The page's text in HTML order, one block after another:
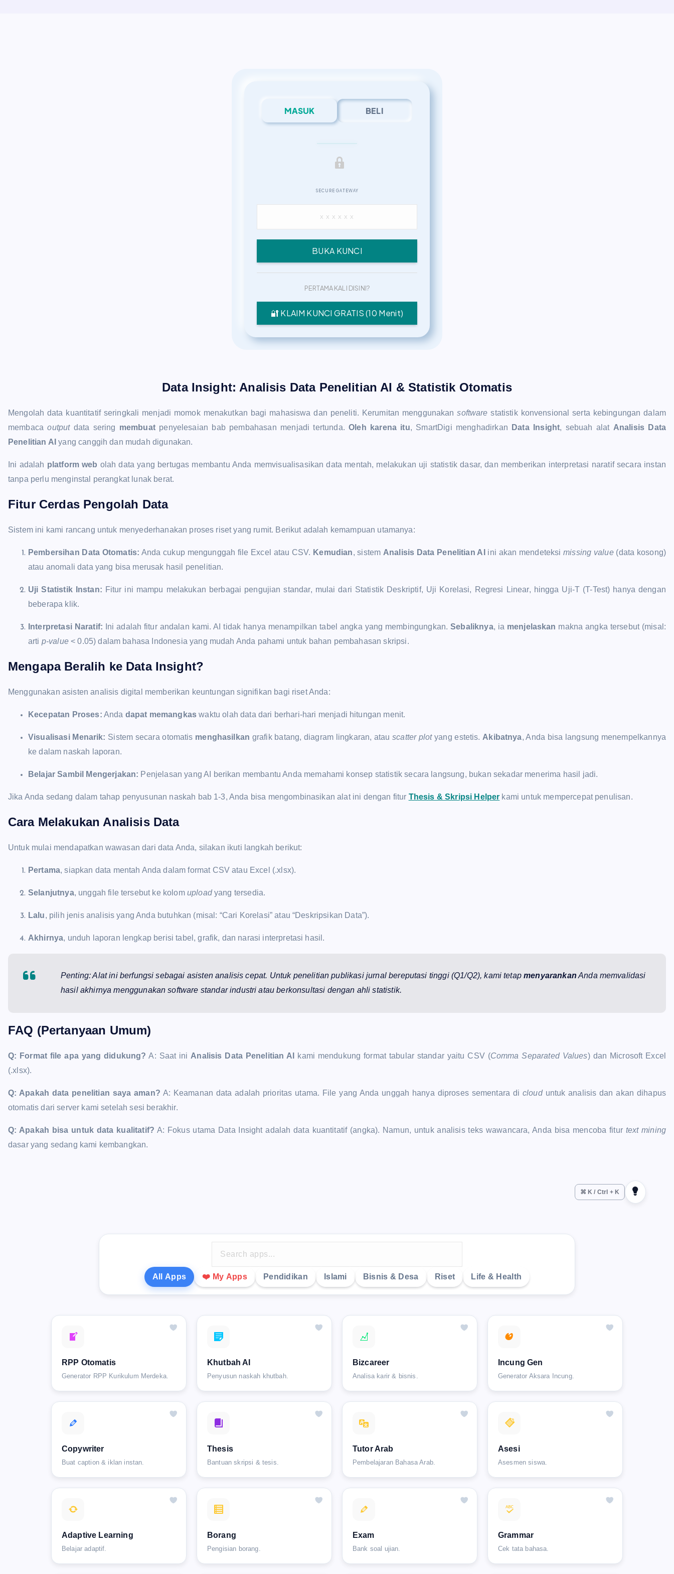
MASUK BELI
SECURE GATEWAY
BUKA KUNCI
PERTAMA KALI DISINI?
🔐 KLAIM KUNCI GRATIS (10 Menit)
Data Insight: Analisis Data Penelitian AI & Statistik Otomatis
Mengolah data kuantitatif seringkali menjadi momok menakutkan bagi mahasiswa dan peneliti. Kerumitan menggunakansoftware statistik konvensional serta kebingungan dalam
membacaoutputdata sering membuatpenyelesaian bab pembahasan menjadi tertunda.Oleh karena itu, SmartDigi menghadirkan Data Insight, sebuah alat Analisis Data
Penelitian AI yang canggih dan mudah digunakan.
Ini adalah platform web olah data yang bertugas membantu Anda memvisualisasikan data mentah, melakukan uji statistik dasar, dan memberikan interpretasi naratif secara instan
tanpa perlu menginstal perangkat lunak berat.
Fitur Cerdas Pengolah Data
Sistem ini kami rancang untuk menyederhanakan proses riset yang rumit. Berikut adalah kemampuan utamanya:
Pembersihan Data Otomatis: Anda cukup mengunggah file Excel atau CSV. Kemudian, sistem Analisis Data Penelitian AI ini akan mendeteksimissing value(data kosong)
atau anomali data yang bisa merusak hasil penelitian.
Uji Statistik Instan: Fitur ini mampu melakukan berbagai pengujian standar, mulai dari Statistik Deskriptif, Uji Korelasi, Regresi Linear, hingga Uji-T (T-Test) hanya dengan
beberapa klik.
Interpretasi Naratif: Ini adalah fitur andalan kami. AI tidak hanya menampilkan tabel angka yang membingungkan.Sebaliknya, ia menjelaskan makna angka tersebut (misal:
arti p-value< 0.05) dalam bahasa Indonesia yang mudah Anda pahami untuk bahan pembahasan skripsi.
Mengapa Beralih ke Data Insight?
Menggunakan asisten analisis digital memberikan keuntungan signifikan bagi riset Anda:
Kecepatan Proses: Anda dapat memangkas waktu olah data dari berhari-hari menjadi hitungan menit.
Visualisasi Menarik: Sistem secara otomatis menghasilkan grafik batang, diagram lingkaran, atauscatter plotyang estetis. Akibatnya, Anda bisa langsung menempelkannya
ke dalam naskah laporan.
Belajar Sambil Mengerjakan: Penjelasan yang AI berikan membantu Anda memahami konsep statistik secara langsung, bukan sekadar menerima hasil jadi.
Jika Anda sedang dalam tahap penyusunan naskah bab 1-3, Anda bisa mengombinasikan alat ini dengan fitur Thesis & Skripsi Helper kami untuk mempercepat penulisan.
Cara Melakukan Analisis Data
Untuk mulai mendapatkan wawasan dari data Anda, silakan ikuti langkah berikut:
Pertama, siapkan data mentah Anda dalam format CSV atau Excel (.xlsx).
Selanjutnya, unggah file tersebut ke kolom uploadyang tersedia.
Lalu, pilih jenis analisis yang Anda butuhkan (misal: “Cari Korelasi” atau “Deskripsikan Data”).
Akhirnya, unduh laporan lengkap berisi tabel, grafik, dan narasi interpretasi hasil.
Penting: Alat ini berfungsi sebagai asisten analisis cepat. Untuk penelitian publikasi jurnal bereputasi tinggi (Q1/Q2), kami tetapmenyarankan Anda memvalidasi
hasil akhirnya menggunakan software standar industri atau berkonsultasi dengan ahli statistik.
FAQ (Pertanyaan Umum)
Q: Format file apa yang didukung? A: Saat ini Analisis Data Penelitian AI kami mendukung format tabular standar yaitu CSV (Comma Separated Values) dan Microsoft Excel
(.xlsx).
Q: Apakah data penelitian saya aman? A: Keamanan data adalah prioritas utama. File yang Anda unggah hanya diproses sementara di clouduntuk analisis dan akan dihapus
otomatis dari server kami setelah sesi berakhir.
Q: Apakah bisa untuk data kualitatif? A: Fokus utama Data Insight adalah data kuantitatif (angka). Namun, untuk analisis teks wawancara, Anda bisa mencoba fitur text mining
dasar yang sedang kami kembangkan.
⌘ K / Ctrl + K
All Apps ❤️ My Apps Pendidikan Islami Bisnis & Desa Riset Life & Health
RPP Otomatis
Generator RPP Kurikulum Merdeka.
Khutbah AI
Penyusun naskah khutbah.
Bizcareer
Analisa karir & bisnis.
Incung Gen
Generator Aksara Incung.
Copywriter
Buat caption & iklan instan.
Thesis
Bantuan skripsi & tesis.
Tutor Arab
Pembelajaran Bahasa Arab.
Asesi
Asesmen siswa.
Adaptive Learning
Belajar adaptif.
Borang
Pengisian borang.
Exam
Bank soal ujian.
Grammar
Cek tata bahasa.